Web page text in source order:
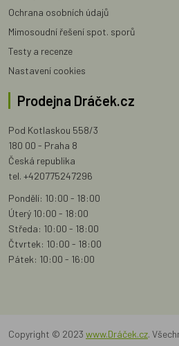
Ochrana osobních údajů
Mimosoudní řešení spot. sporů
Testy a recenze
Nastavení cookies
Prodejna Dráček.cz
Pod Kotlaskou 558/3
180 00 - Praha 8
Česká republika
tel. +420775247296
Pondělí: 10:00 - 18:00
Úterý 10:00 - 18:00
Středa: 10:00 - 18:00
Čtvrtek: 10:00 - 18:00
Pátek: 10:00 - 16:00
Copyright © 2023 www.Dráček.cz.